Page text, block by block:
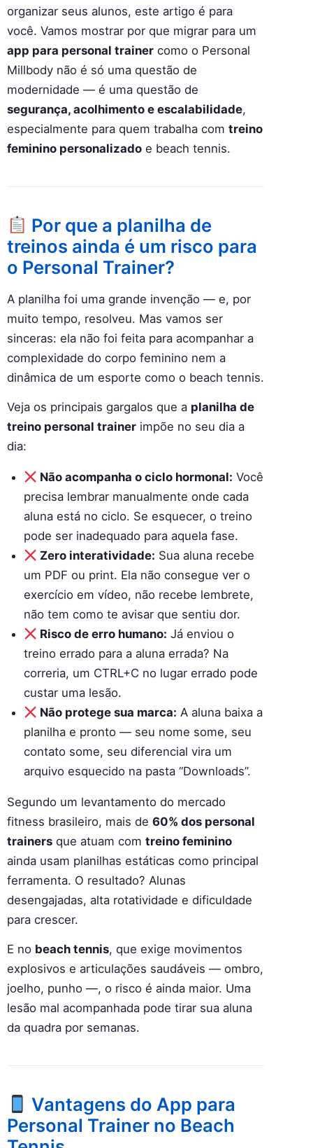
organizar seus alunos, este artigo é para
você. Vamos mostrar por que migrar para um
app para personal trainer como o Personal
Millbody não é só uma questão de
modernidade — é uma questão de
segurança, acolhimento e escalabilidade,
especialmente para quem trabalha com treino
feminino personalizado e beach tennis.
Por que a planilha de
treinos ainda é um risco para
o Personal Trainer?
A planilha foi uma grande invenção — e, por
muito tempo, resolveu. Mas vamos ser
sinceras: ela não foi feita para acompanhar a
complexidade do corpo feminino nem a
dinâmica de um esporte como o beach tennis.
Veja os principais gargalos que a planilha de
treino personal trainer impõe no seu dia a
dia:
Não acompanha o ciclo hormonal: Você
precisa lembrar manualmente onde cada
aluna está no ciclo. Se esquecer, o treino
pode ser inadequado para aquela fase.
Zero interatividade: Sua aluna recebe
um PDF ou print. Ela não consegue ver o
exercício em vídeo, não recebe lembrete,
não tem como te avisar que sentiu dor.
Risco de erro humano: Já enviou o
treino errado para a aluna errada? Na
correria, um CTRL+C no lugar errado pode
custar uma lesão.
Não protege sua marca: A aluna baixa a
planilha e pronto — seu nome some, seu
contato some, seu diferencial vira um
arquivo esquecido na pasta “Downloads”.
Segundo um levantamento do mercado
fitness brasileiro, mais de 60% dos personal
trainers que atuam com treino feminino
ainda usam planilhas estáticas como principal
ferramenta. O resultado? Alunas
desengajadas, alta rotatividade e dificuldade
para crescer.
E no beach tennis, que exige movimentos
explosivos e articulações saudáveis — ombro,
joelho, punho —, o risco é ainda maior. Uma
lesão mal acompanhada pode tirar sua aluna
da quadra por semanas.
Vantagens do App para
Personal Trainer no Beach